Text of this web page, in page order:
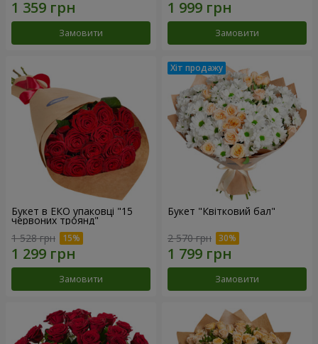
Замовити Замовити
Букет в ЕКО упаковці "15
червоних троянд"
1 528 грн
Замовити
Букет "Квітковий бал"
2 570 грн
Замовити